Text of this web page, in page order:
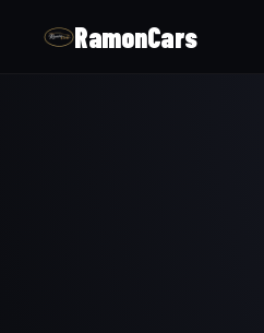
RamonCars